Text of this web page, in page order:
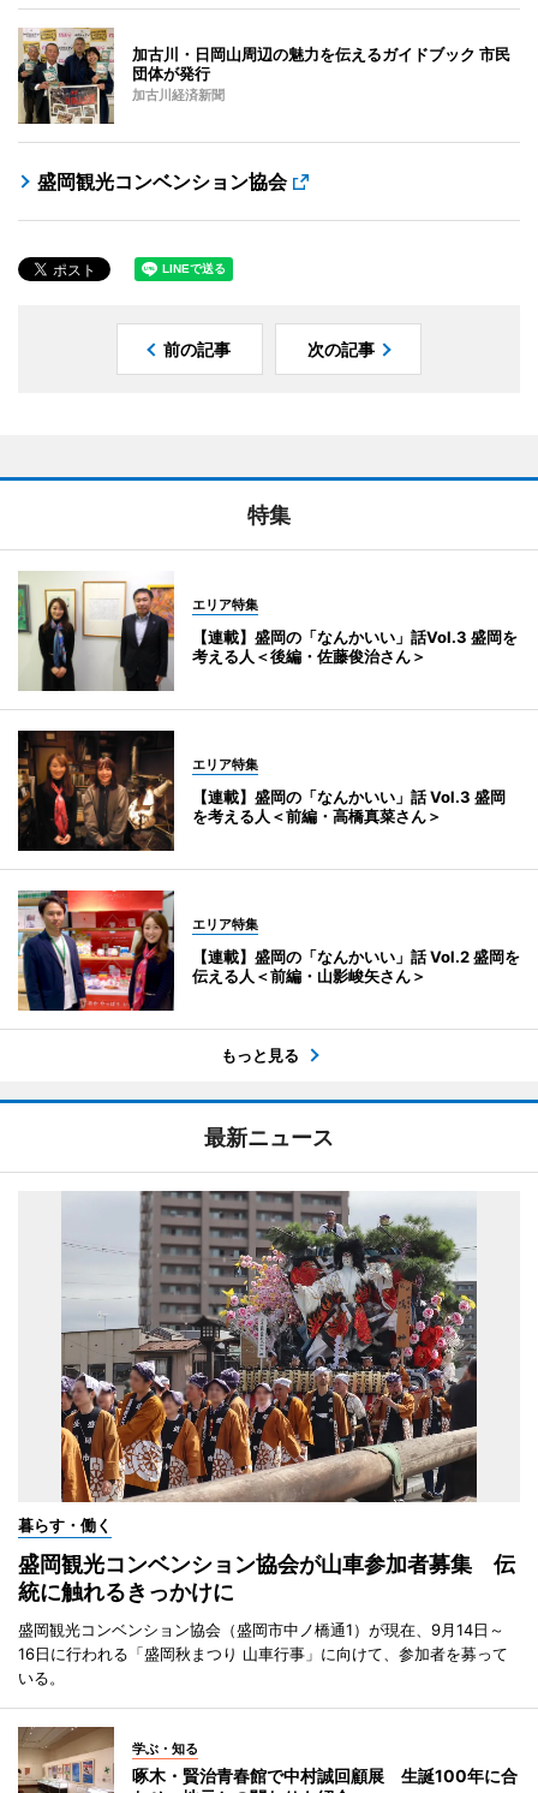
加古川・日岡山周辺の魅力を伝えるガイドブック 市民
団体が発行
加古川経済新聞
盛岡観光コンベンション協会
前の記事 次の記事
特集
エリア特集
【連載】盛岡の「なんかいい」話Vol.3 盛岡を
考える人＜後編・佐藤俊治さん＞
エリア特集
【連載】盛岡の「なんかいい」話 Vol.3 盛岡
を考える人＜前編・高橋真菜さん＞
エリア特集
【連載】盛岡の「なんかいい」話 Vol.2 盛岡を
伝える人＜前編・山影峻矢さん＞
もっと見る
最新ニュース
暮らす・働く
盛岡観光コンベンション協会が山車参加者募集 伝
統に触れるきっかけに
盛岡観光コンベンション協会（盛岡市中ノ橋通1）が現在、9月14日～
16日に行われる「盛岡秋まつり 山車行事」に向けて、参加者を募って
いる。
学ぶ・知る
啄木・賢治青春館で中村誠回顧展 生誕100年に合